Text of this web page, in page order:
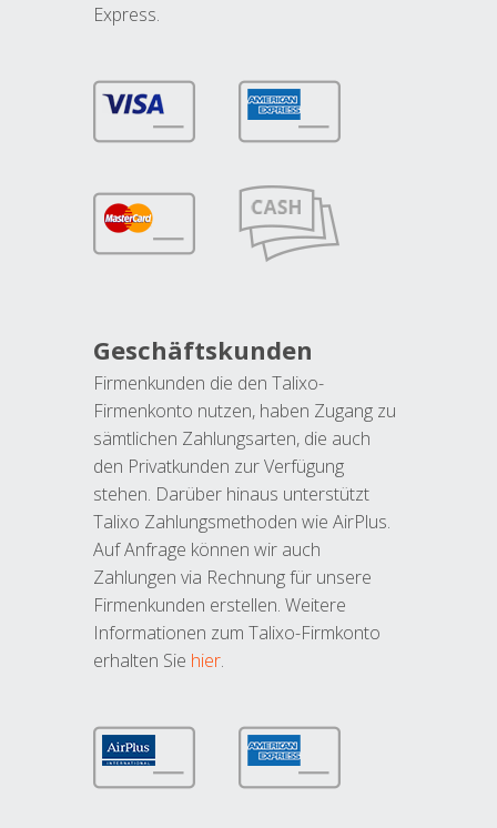
Express.
Geschäftskunden
Firmenkunden die den Talixo-
Firmenkonto nutzen, haben Zugang zu
sämtlichen Zahlungsarten, die auch
den Privatkunden zur Verfügung
stehen. Darüber hinaus unterstützt
Talixo Zahlungsmethoden wie AirPlus.
Auf Anfrage können wir auch
Zahlungen via Rechnung für unsere
Firmenkunden erstellen. Weitere
Informationen zum Talixo-Firmkonto
erhalten Sie hier.